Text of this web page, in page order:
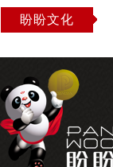
盼盼文化